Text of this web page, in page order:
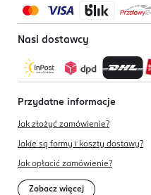
Nasi dostawcy
Przydatne informacje
Jak złożyć zamówienie?
Jakie są formy i koszty dostawy?
Jak opłacić zamówienie?
Zobacz więcej